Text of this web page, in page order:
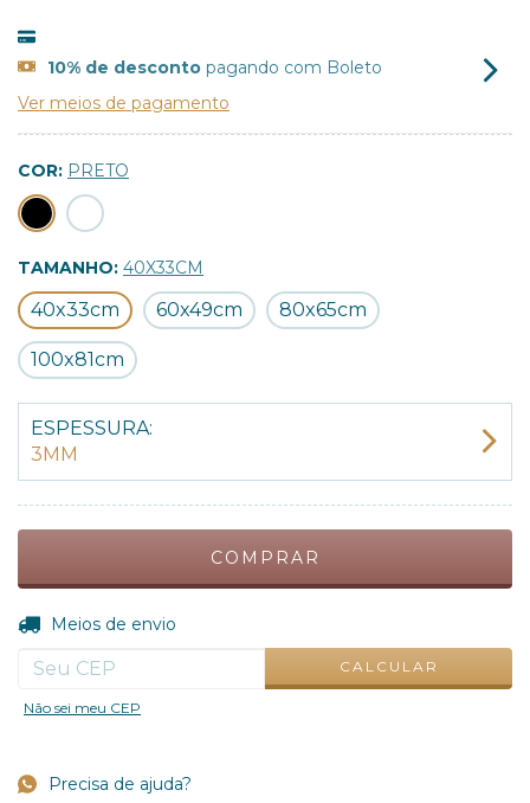
10% de desconto pagando com Boleto
Ver meios de pagamento
COR: PRETO
TAMANHO: 40X33CM
40x33cm 60x49cm 80x65cm
100x81cm
ESPESSURA:
3MM
Entregas para o CEP:
Meios de envio
CALCULAR
Não sei meu CEP
Precisa de ajuda?